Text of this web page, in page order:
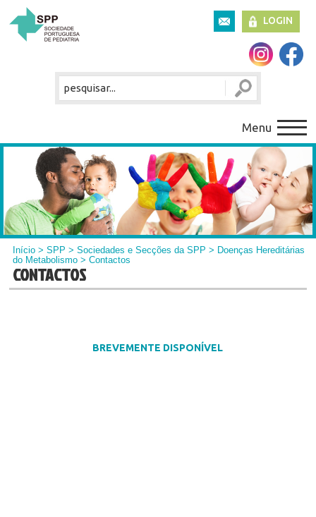
LOGIN
Menu
Início >SPP >Sociedades e Secções da SPP > Doenças Hereditárias
do Metabolismo > Contactos
CONTACTOS
BREVEMENTE DISPONÍVEL